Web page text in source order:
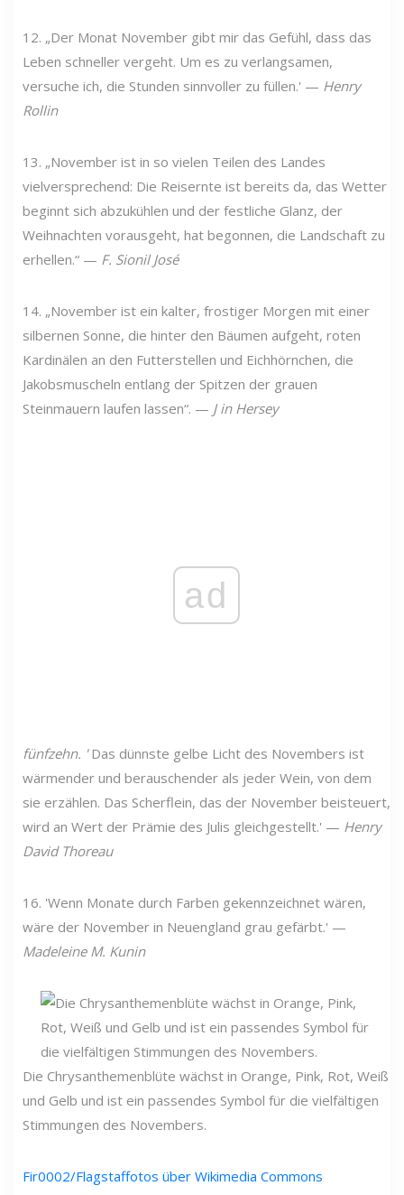
12. „Der Monat November gibt mir das Gefühl, dass das
Leben schneller vergeht. Um es zu verlangsamen,
versuche ich, die Stunden sinnvoller zu füllen.' — Henry
Rollin
13. „November ist in so vielen Teilen des Landes
vielversprechend: Die Reisernte ist bereits da, das Wetter
beginnt sich abzukühlen und der festliche Glanz, der
Weihnachten vorausgeht, hat begonnen, die Landschaft zu
erhellen.“ — F. Sionil José
14. „November ist ein kalter, frostiger Morgen mit einer
silbernen Sonne, die hinter den Bäumen aufgeht, roten
Kardinälen an den Futterstellen und Eichhörnchen, die
Jakobsmuscheln entlang der Spitzen der grauen
Steinmauern laufen lassen“. — J in Hersey
ad
fünfzehn. ' Das dünnste gelbe Licht des Novembers ist
wärmender und berauschender als jeder Wein, von dem
sie erzählen. Das Scherflein, das der November beisteuert,
wird an Wert der Prämie des Julis gleichgestellt.' — Henry
David Thoreau
16. 'Wenn Monate durch Farben gekennzeichnet wären,
wäre der November in Neuengland grau gefärbt.' —
Madeleine M. Kunin
Die Chrysanthemenblüte wächst in Orange, Pink, Rot, Weiß
und Gelb und ist ein passendes Symbol für die vielfältigen
Stimmungen des Novembers.
Fir0002/Flagstaffotos über Wikimedia Commons